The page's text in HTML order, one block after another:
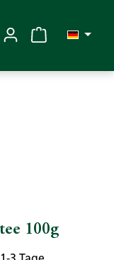
hast 0 Produkte
100g